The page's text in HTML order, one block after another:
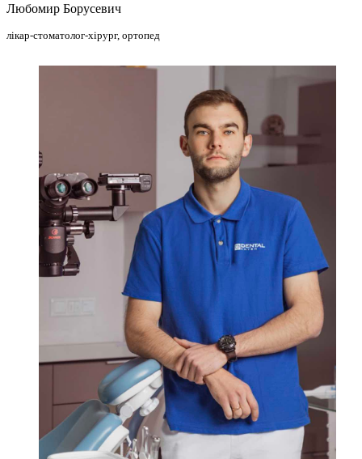
Любомир Борусевич
лікар-стоматолог-хірург, ортопед